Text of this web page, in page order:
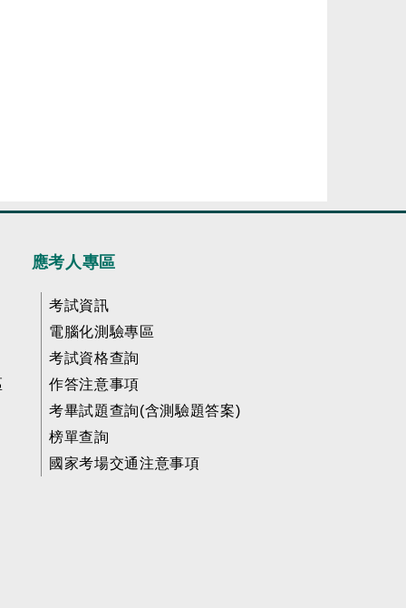
應考人專區
考試資訊
電腦化測驗專區
考試資格查詢
作答注意事項
考畢試題查詢(含測驗題答案)
榜單查詢
國家考場交通注意事項